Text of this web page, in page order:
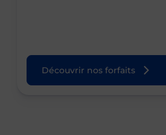
Découvrir nos forfaits